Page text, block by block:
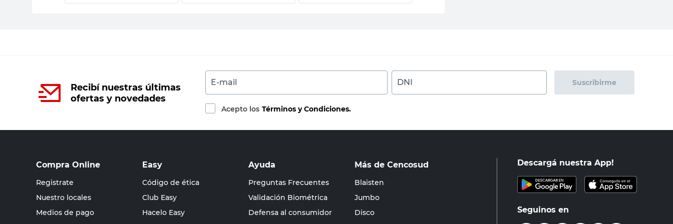
Recibí nuestras últimas
ofertas y novedades
E-mail DNI Suscribirme
Acepto los Términos y Condiciones.
Compra Online
Registrate
Nuestro locales
Medios de pago
Easy
Código de ética
Club Easy
Hacelo Easy
Ayuda
Preguntas Frecuentes
Validación Biométrica
Defensa al consumidor
Más de Cencosud
Blaisten
Jumbo
Disco
Descargá nuestra App!
Seguinos en